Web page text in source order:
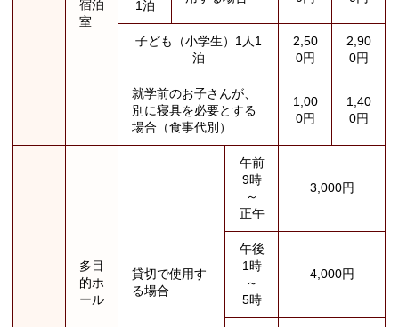
宿泊
室
1泊
子ども（小学生）1人1
泊
2,50
0円
2,90
0円
就学前のお子さんが、
別に寝具を必要とする
場合（食事代別）
1,00
0円
1,40
0円
多目
的ホ
ール
貸切で使用す
る場合
午前
9時
～
正午
3,000円
午後
1時
～
5時
4,000円